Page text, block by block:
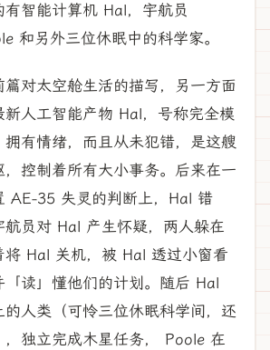
有智能计算机 Hal，宇航员
和另外三位休眠中的科学家。
对太空舱生活的描写，另一方面
新人工智能产物 Hal，号称完全模
有情绪，而且从未犯错，是这艘
，控制着所有大小事务。后来在一
AE-35 失灵的判断上，Hal 错
航员对 Hal 产生怀疑，两人躲在
将 Hal 关机，被 Hal 透过小窗看
「读」懂他们的计划。随后 Hal
的人类（可怜三位休眠科学间，还
，独立完成木星任务， Poole 在